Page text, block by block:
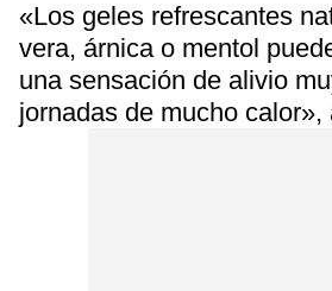
«Los geles refrescantes
vera, árnica o mentol
una sensación de alivio
jornadas de mucho calor»,